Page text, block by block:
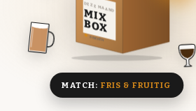
DEZE MAAND
MIX
BOX
8 BIEREN
MATCH: FRIS & FRUITIG